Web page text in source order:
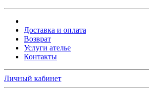
Доставка и оплата
Возврат
Услуги ателье
Контакты
Личный кабинет